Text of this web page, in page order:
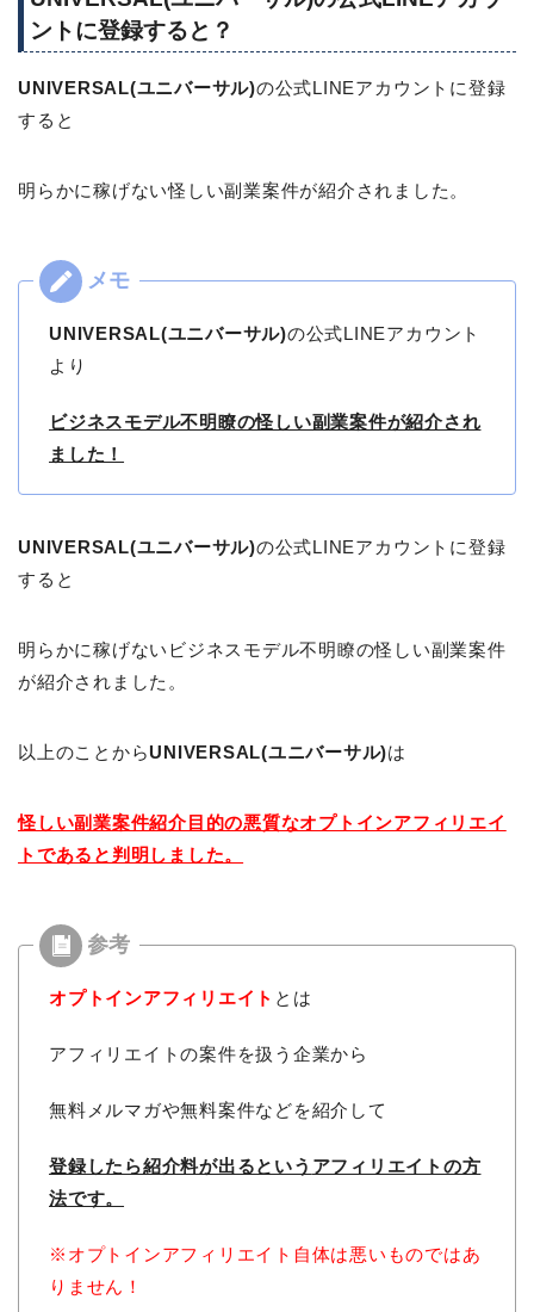
ントに登録すると？
UNIVERSAL(ユニバーサル)の公式LINEアカウントに登録
すると
明らかに稼げない怪しい副業案件が紹介されました。
UNIVERSAL(ユニバーサル)の公式LINEアカウント
より
ビジネスモデル不明瞭の怪しい副業案件が紹介され
ました！
UNIVERSAL(ユニバーサル)の公式LINEアカウントに登録
すると
明らかに稼げないビジネスモデル不明瞭の怪しい副業案件
が紹介されました。
以上のことからUNIVERSAL(ユニバーサル)は
怪しい副業案件紹介目的の悪質なオプトインアフィリエイ
トであると判明しました。
オプトインアフィリエイト とは
アフィリエイトの案件を扱う企業から
無料メルマガや無料案件などを紹介して
登録したら紹介料が出るという アフィリエイトの方
法です。
※オプトインアフィリエイト自体は悪いものではあ
りません！